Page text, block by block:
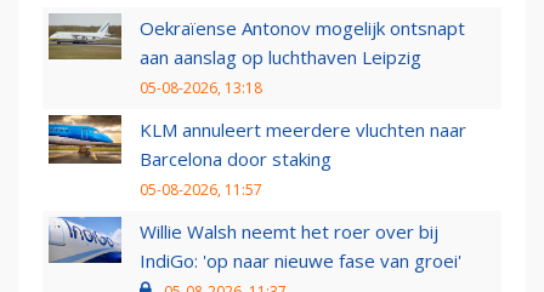
Oekraïense Antonov mogelijk ontsnapt
aan aanslag op luchthaven Leipzig
05-08-2026, 13:18
KLM annuleert meerdere vluchten naar
Barcelona door staking
05-08-2026, 11:57
Willie Walsh neemt het roer over bij
IndiGo: 'op naar nieuwe fase van groei'